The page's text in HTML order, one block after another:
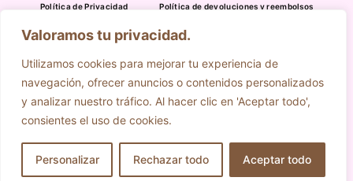
Valoramos tu privacidad.
Utilizamos cookies para mejorar tu experiencia de
navegación, ofrecer anuncios o contenidos personalizados
y analizar nuestro tráfico. Al hacer clic en 'Aceptar todo',
consientes el uso de cookies.
Personalizar Rechazar todo Aceptar todo
Política de Privacidad Política de devoluciones y reembolsos
954 391 316
695 636 349
eljardindecamas@gmail.com
C/ Santa María de Gracia, 22 41.900 CAMAS (Sevilla)
Diseño Realizado por RK Informatika.